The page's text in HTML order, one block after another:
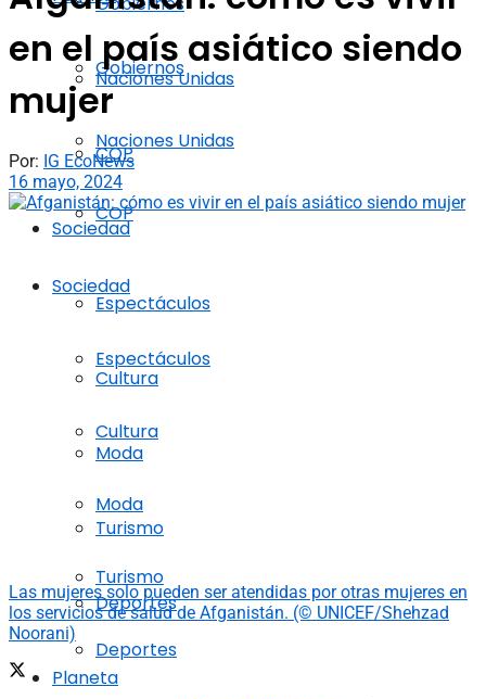
Naciones Unidas
COP
Sociedad
Espectáculos
Cultura
Moda
Turismo
Deportes
Planeta
Gobiernos
Naciones Unidas
COP
Sociedad
Espectáculos
Cultura
Moda
Turismo
Deportes
en el país asiático siendo
mujer
Por: IG EcoNews
16 mayo, 2024
Las mujeres solo pueden ser atendidas por otras mujeres en
los servicios de salud de Afganistán. (© UNICEF/Shehzad
Noorani)